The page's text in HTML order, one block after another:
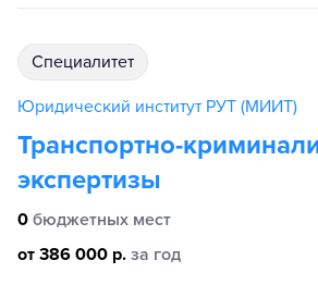
специалитет
Юридический институт РУТ (МИИТ)
Транспортно-
экспертизы
0 бюджетных мест
от 386 000 р. за год